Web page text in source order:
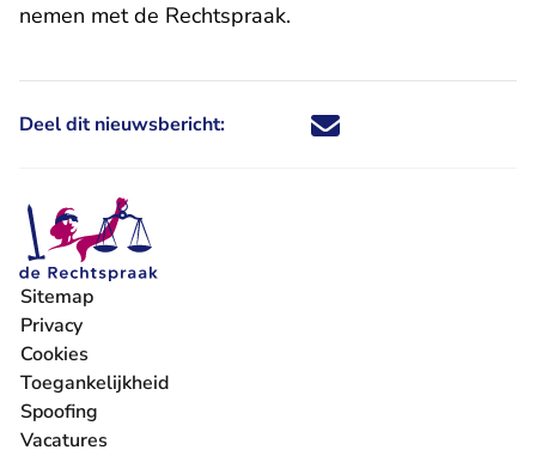
nemen met de Rechtspraak.
Deel dit nieuwsbericht: Deel dit nieuwsbericht via X -
Deel dit nieuwsbericht via
Deel dit nieuwsbericht
Deel dit
Sitemap
Privacy
Cookies
Toegankelijkheid
Spoofing
Vacatures